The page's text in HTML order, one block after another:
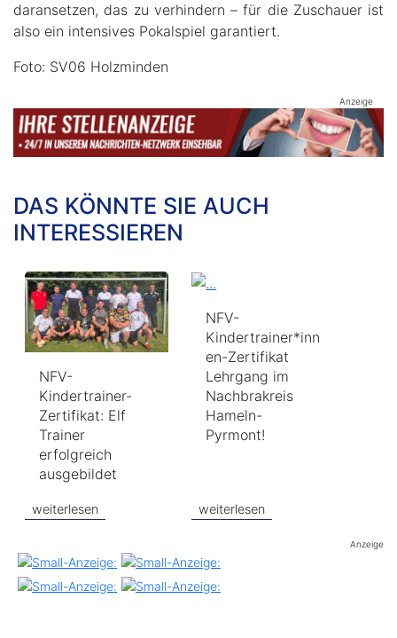
daransetzen, das zu verhindern – für die Zuschauer ist
also ein intensives Pokalspiel garantiert.
Foto: SV06 Holzminden
Anzeige
DAS KÖNNTE SIE AUCH
INTERESSIEREN
NFV-
Kindertrainer-
Zertifikat: Elf
Trainer
erfolgreich
ausgebildet
weiterlesen
NFV-
Kindertrainer*inn
en-Zertifikat
Lehrgang im
Nachbrakreis
Hameln-
Pyrmont!
weiterlesen
Anzeige